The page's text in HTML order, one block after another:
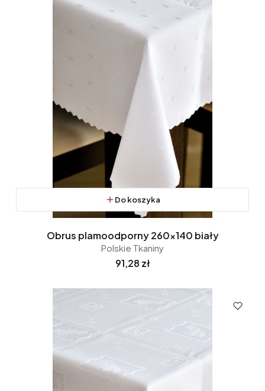
Do koszyka
Obrus plamoodporny 260x140 biały
Polskie Tkaniny
Cena
91,28 zł